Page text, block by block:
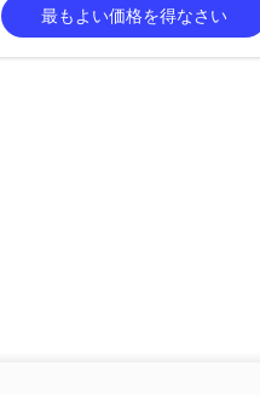
最もよい価格を得なさい